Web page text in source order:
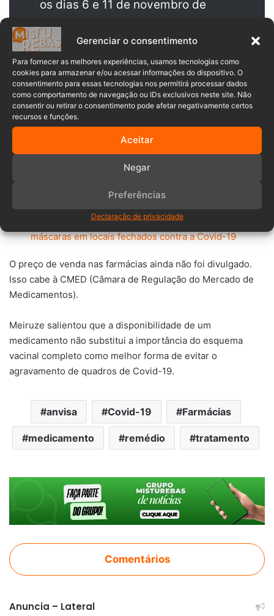
Gerenciar o consentimento
Para fornecer as melhores experiências, usamos tecnologias como
cookies para armazenar e/ou acessar informações do dispositivo. O
consentimento para essas tecnologias nos permitirá processar dados
como comportamento de navegação ou IDs exclusivos neste site. Não
consentir ou retirar o consentimento pode afetar negativamente certos
recursos e funções.
Aceitar
Negar
Preferências
Declaração de privacidade
os dias 6 e 11 de novembro de
2022, foram notificados no Brasil
57.825 casos e 314 óbitos por
covid-19 pelas Secretarias
Estaduais de Saúde ao Ministério
da Saúde, representando um
aumento de 120% em relação à
média móvel da semana anterior”.
LEIA TAMBÉM:
Ministério da Saúde recomenda o retorno das
máscaras em locais fechados contra a Covid-19
O preço de venda nas farmácias ainda não foi divulgado.
Isso cabe à CMED (Câmara de Regulação do Mercado de
Medicamentos).
Meiruze salientou que a disponibilidade de um
medicamento não substitui a importância do esquema
vacinal completo como melhor forma de evitar o
agravamento de quadros de Covid-19.
anvisa Covid-19 Farmácias
medicamento remédio tratamento
Comentários
Anuncia – Lateral